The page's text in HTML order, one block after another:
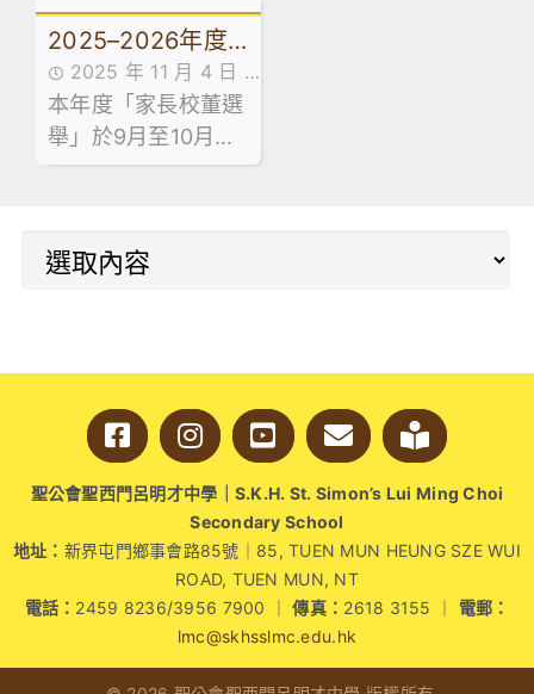
31 日舉辦了「親子
重聚日 —— 輕食製
作工作坊」。是次活
動旨在透過廚藝體
驗，為家長與子女建
2025–2026年度
家長校董選舉結果
2025 年 11 月 4 日
家長教師會活動花絮,
最新消息,活動花絮
本年度「家長校董選
舉」於9月至10月期
間順利舉行，在校友
湯皓勛校長及選舉主
任李建豪副校長的見
聖公會聖西門呂明才中學｜S.K.H. St. Simon’s Lui Ming Choi
Secondary School
地址： 新界屯門鄉事會路85號｜85, TUEN MUN HEUNG SZE WUI
ROAD, TUEN MUN, NT
電話： 2459 8236/3956 7900 ｜傳真： 2618 3155 ｜ 電郵：
lmc@skhsslmc.edu.hk